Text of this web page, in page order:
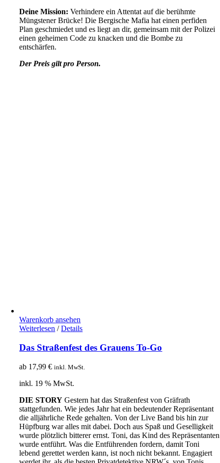
Deine Mission: Verhindere ein Attentat auf die berühmte
Müngstener Brücke! Die Bergische Mafia hat einen perfiden
Plan geschmiedet und es liegt an dir, gemeinsam mit der Polizei
einen geheimen Code zu knacken und die Bombe zu
entschärfen.
Der Preis gilt pro Person.
Warenkorb ansehen
Weiterlesen / Details
Das Straßenfest des Grauens To-Go
ab 17,99€ inkl. MwSt.
inkl. 19 % MwSt.
DIE STORY Gestern hat das Straßenfest von Gräfrath
stattgefunden. Wie jedes Jahr hat ein bedeutender Repräsentant
die alljährliche Rede gehalten. Von der Live Band bis hin zur
Hüpfburg war alles mit dabei. Doch aus Spaß und Geselligkeit
wurde plötzlich bitterer ernst. Toni, das Kind des Repräsentanten
wurde entführt. Was die Entführenden fordern, damit Toni
lebend gerettet werden kann, ist noch nicht bekannt. Engagiert